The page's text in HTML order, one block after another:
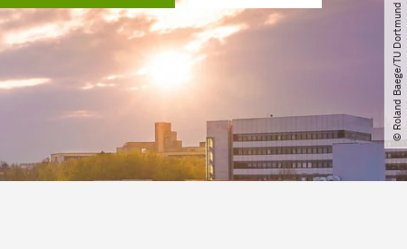
© Roland Baege​/​TU Dortmund